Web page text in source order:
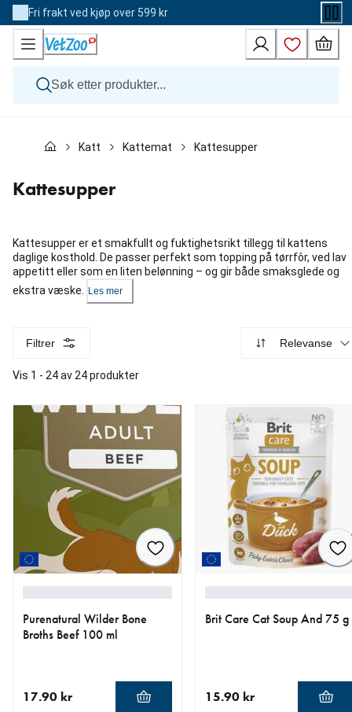
Skip
to
Content
Fri frakt ved kjøp over 599 kr
Katt
Andre dyr
Merker
Katt Kattemat Kattesupper
Kattesupper
Kattesupper er et smakfullt og fuktighetsrikt tillegg til kattens
daglige kosthold. De passer perfekt som topping på tørrfôr, ved lav
appetitt eller som en liten belønning – og gir både smaksglede og
ekstra væske.
Les mer
Filtrer Relevanse
Vis 1 - 24 av 24 produkter
Purenatural Wilder Bone
Broths Beef 100 ml
17.90 kr
Brit Care Cat Soup And 75 g
15.90 kr